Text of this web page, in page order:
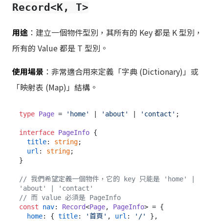
Record<K, T>
用途 ：建立一個物件型別，其所有的 Key 都是 K 型別，
所有的 Value 都是 T 型別。
使用場景 ：非常適合用來定義「字典 (Dictionary)」或
「映射表 (Map)」結構。
type Page = 'home' 'about' 'contact' ;
interface PageInfo {
title: string;
url : string;
}
// 我們希望定義一個物件，它的 key 只能是 'home' |
'about' | 'contact'
// 而 value 必須是 PageInfo
const
nav: Record<Page, PageInfo> = {
home: { title: '首頁' , url : '/'
},